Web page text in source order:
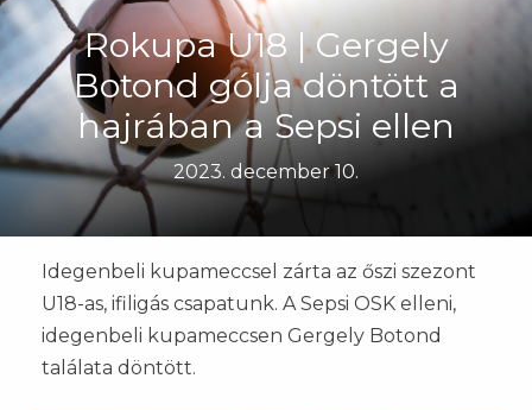
Rokupa U18 | Gergely
Botond gólja döntött a
hajrában a Sepsi ellen
2023. december 10.
Idegenbeli kupameccsel zárta az őszi szezont
U18-as, ifiligás csapatunk. A Sepsi OSK elleni,
idegenbeli kupameccsen Gergely Botond
találata döntött.